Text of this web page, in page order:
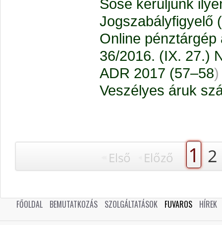
Sose kerüljünk
Jogszabályfigyelő
Online
36/2016. (IX. 27.)
ADR 2017 (57–58)
Veszélyes áruk
Első Előző 1 2
FŐOLDAL BEMUTATKOZÁS SZOLGÁLTATÁSOK FUVAROS HÍREK